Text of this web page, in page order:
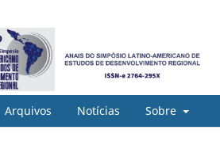
Arquivos Notícias Sobre